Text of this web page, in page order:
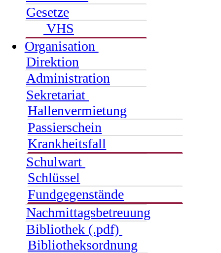
Gesetze
VHS
Organisation
Direktion
Administration
Sekretariat
Hallenvermietung
Passierschein
Krankheitsfall
Schulwart
Schlüssel
Fundgegenstände
Nachmittagsbetreuung
Bibliothek (.pdf)
Bibliotheksordnung